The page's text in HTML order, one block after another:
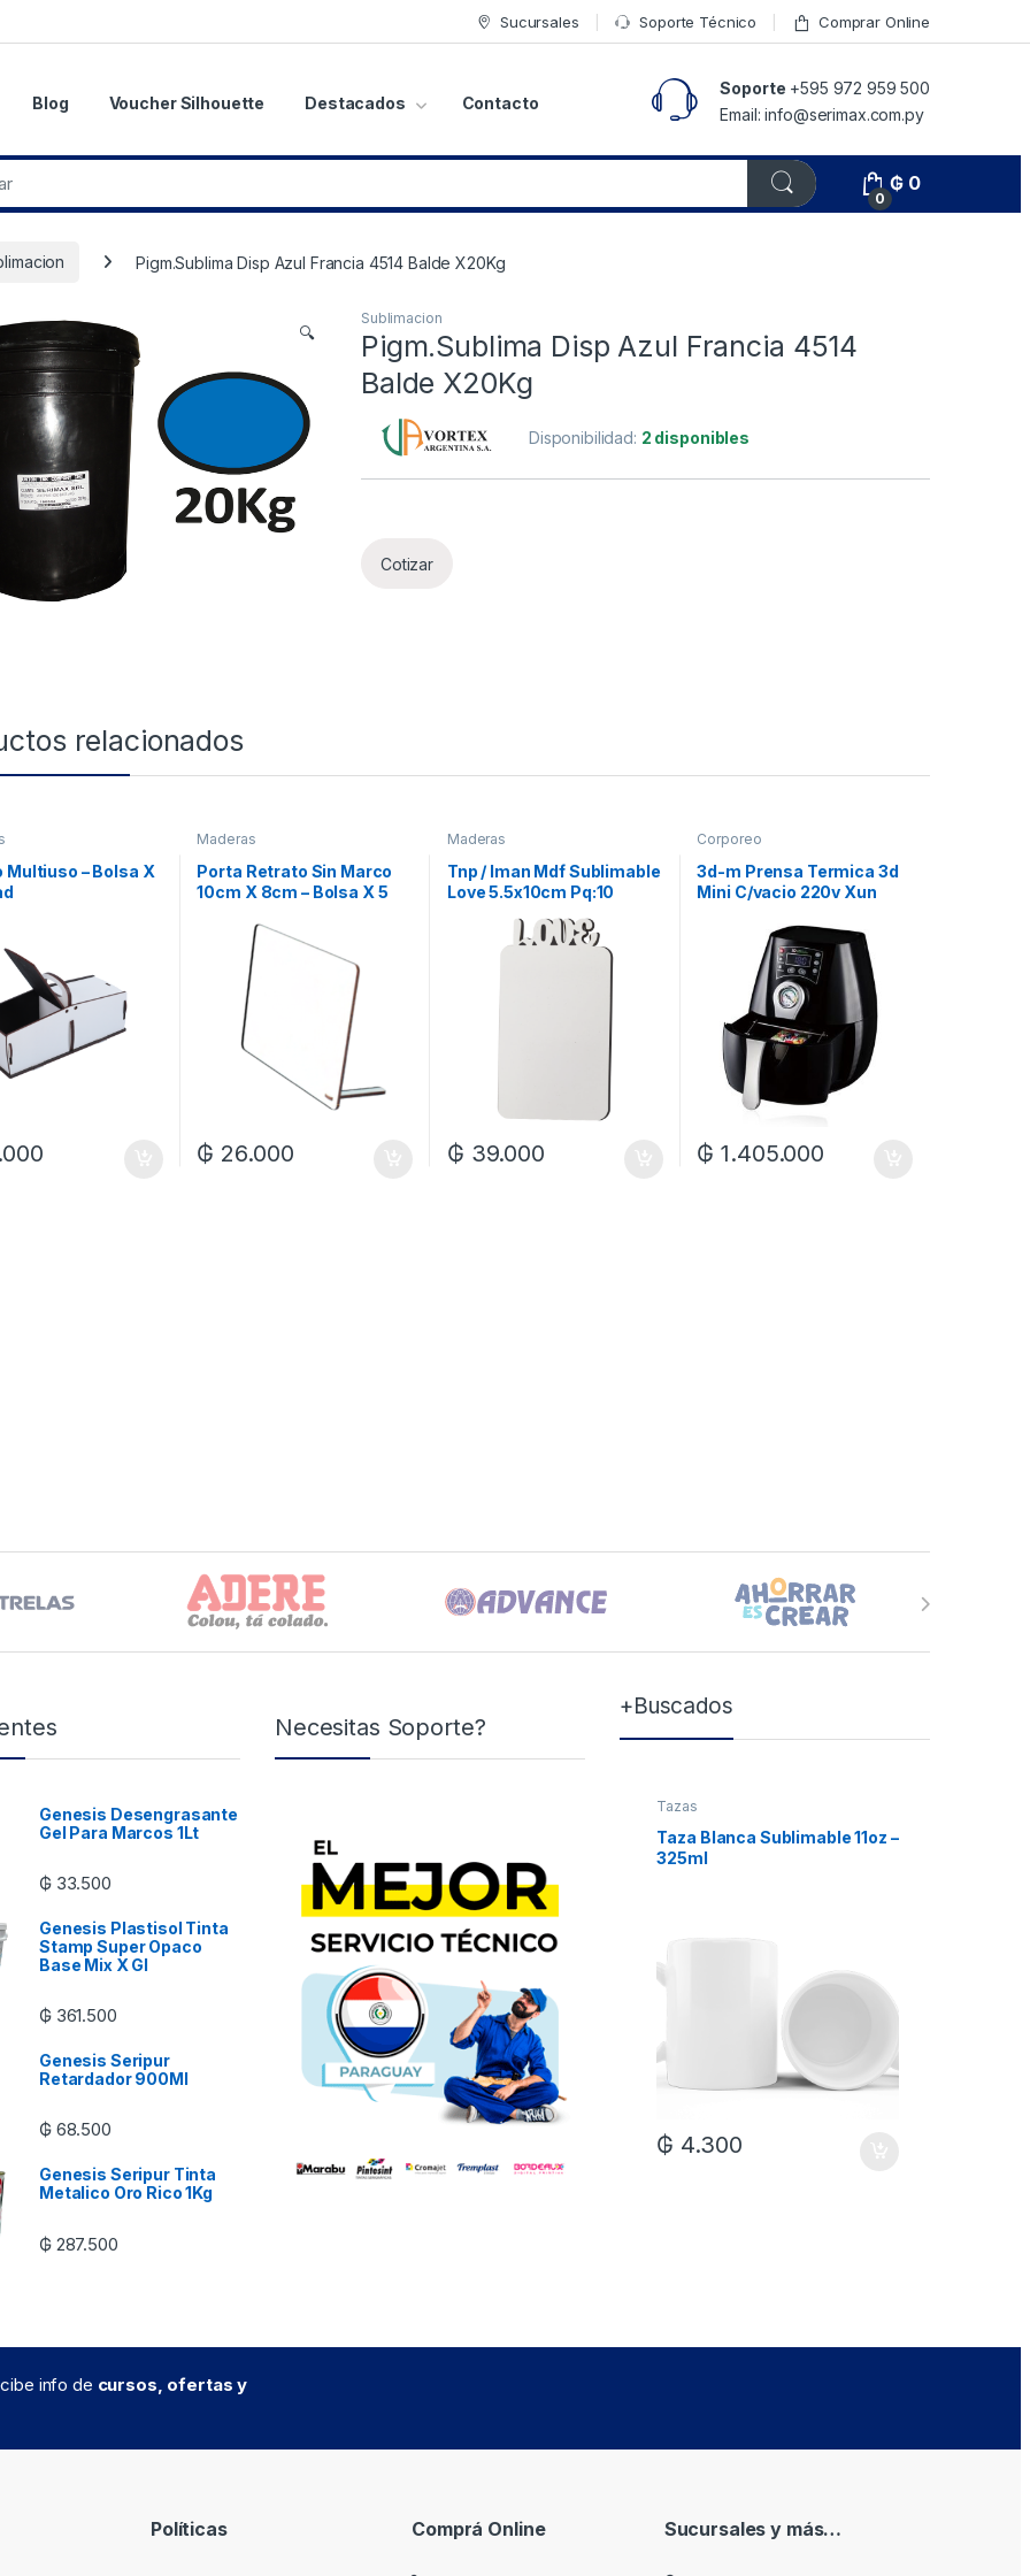
Sucursales Soporte Técnico Comprar Online
Blog Voucher Silhouette Destacados Contacto
Soporte +595 972 959 500
Email: info@serimax.com.py
0
₲ 0
Pigm.Sublima Disp Azul Francia 4514 Balde X20Kg
🔍
Sublimacion
Pigm.Sublima Disp Azul Francia 4514
Balde X20Kg
Disponibilidad: 2 disponibles
Cotizar
relacionados
Multiuso – Bolsa X
Maderas
Porta Retrato Sin Marco
10cm X 8cm – Bolsa X 5
₲ 26.000
Maderas
Tnp / Iman Mdf Sublimable
Love 5.5x10cm Pq:10
₲ 39.000
Corporeo
3d-m Prensa Termica 3d
Mini C/vacio 220v Xun
₲1.405.000
Genesis Desengrasante
Gel Para Marcos 1Lt
₲ 33.500
Genesis Plastisol Tinta
Stamp Super Opaco
Base Mix X Gl
₲ 361.500
Genesis Seripur
Retardador 900Ml
₲ 68.500
Genesis Seripur Tinta
Metalico Oro Rico 1Kg
₲ 287.500
Necesitas Soporte?
+Buscados
Tazas
Taza Blanca Sublimable 11oz –
325ml
₲ 4.300
info de cursos, ofertas y
Políticas Comprá Online Sucursales y más…